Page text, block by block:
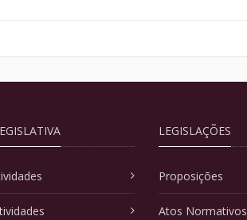
LEGISLAÇÕES
Proposições
Atos Normativos